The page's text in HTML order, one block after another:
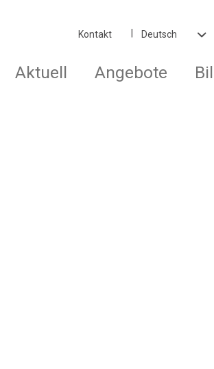
Kontakt
Aktuell Angebote